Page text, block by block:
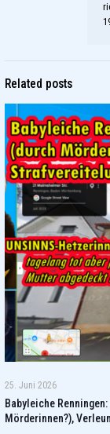
Related posts
25. Juni 2026
Babyleiche
Mörderinnen?),